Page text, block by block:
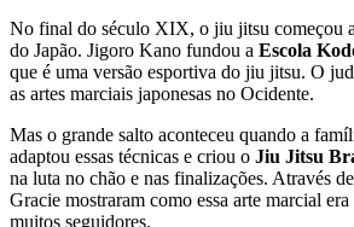
No final do século XIX, o jiu jitsu começou
do Japão. Jigoro Kano fundou a Escola
que é uma versão esportiva do jiu jitsu. O
as artes marciais japonesas no Ocidente.
Mas o grande salto aconteceu quando a
adaptou essas técnicas e criou o Jiu Jitsu
na luta no chão e nas finalizações. Através
Gracie mostraram como essa arte marcial
muitos seguidores.